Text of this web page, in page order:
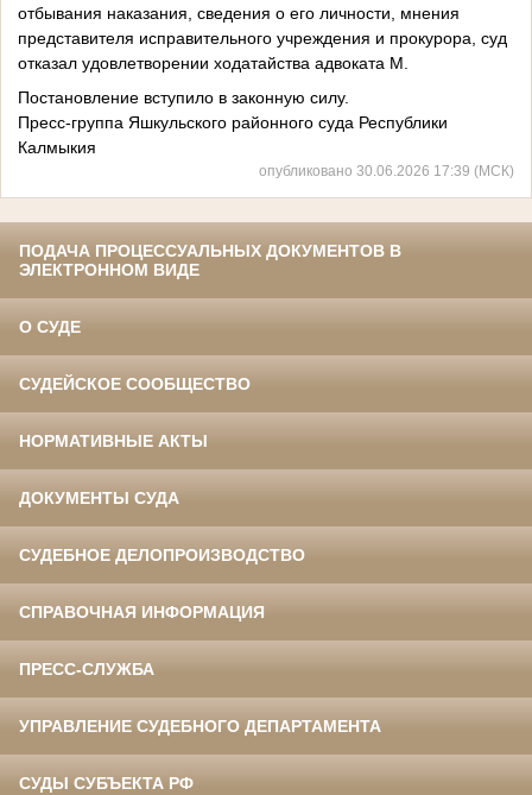
отбывания наказания, сведения о его личности, мнения
представителя исправительного учреждения и прокурора, суд
отказал удовлетворении ходатайства адвоката М.
Постановление вступило в законную силу.
Пресс-группа Яшкульского районного суда Республики
Калмыкия
опубликовано 30.06.2026 17:39 (МСК)
ПОДАЧА ПРОЦЕССУАЛЬНЫХ ДОКУМЕНТОВ В
ЭЛЕКТРОННОМ ВИДЕ
О СУДЕ
СУДЕЙСКОЕ СООБЩЕСТВО
НОРМАТИВНЫЕ АКТЫ
ДОКУМЕНТЫ СУДА
СУДЕБНОЕ ДЕЛОПРОИЗВОДСТВО
СПРАВОЧНАЯ ИНФОРМАЦИЯ
ПРЕСС-СЛУЖБА
УПРАВЛЕНИЕ СУДЕБНОГО ДЕПАРТАМЕНТА
СУДЫ СУБЪЕКТА РФ